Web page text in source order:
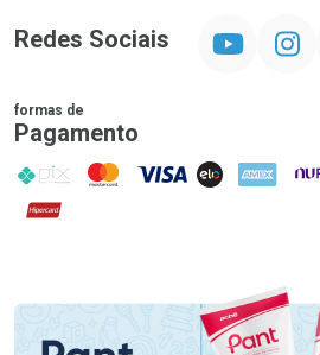
Redes Sociais
formas de
Pagamento
PIX MasterCard
VISA ELO AMEX
Hipercard
Promoção em